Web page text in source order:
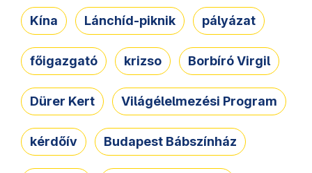
Kína Lánchíd-piknik pályázat
főigazgató krizso Borbíró Virgil
Dürer Kert Világélelmezési Program
kérdőív Budapest Bábszínház